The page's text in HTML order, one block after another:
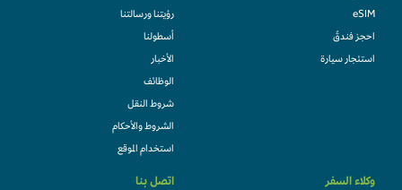
eSIM
احجز فندقً
استئجار سيارة
رؤيتنا ورسالتنا
أسطولنا
الأخبار
الوظائف
شروط النقل
الشروط والأحكام
استخدام الموقع
وكلاء السفر اتصل بنا